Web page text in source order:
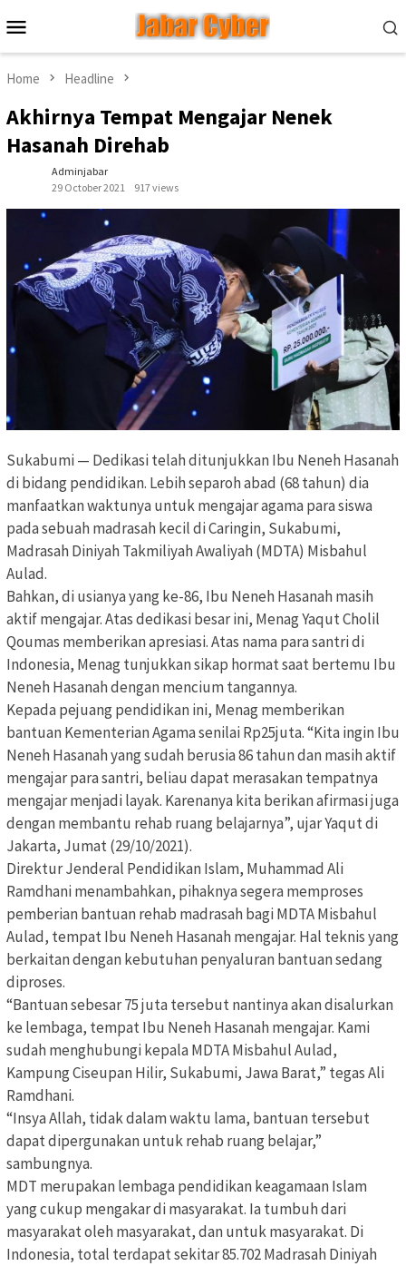
to
contentMenu
Home Headline
Akhirnya Tempat Mengajar Nenek
Hasanah Direhab
Adminjabar
29 October 2021
917 views
Sukabumi — Dedikasi telah ditunjukkan Ibu Neneh Hasanah
di bidang pendidikan. Lebih separoh abad (68 tahun) dia
manfaatkan waktunya untuk mengajar agama para siswa
pada sebuah madrasah kecil di Caringin, Sukabumi,
Madrasah Diniyah Takmiliyah Awaliyah (MDTA) Misbahul
Aulad.
Bahkan, di usianya yang ke-86, Ibu Neneh Hasanah masih
aktif mengajar. Atas dedikasi besar ini, Menag Yaqut Cholil
Qoumas memberikan apresiasi. Atas nama para santri di
Indonesia, Menag tunjukkan sikap hormat saat bertemu Ibu
Neneh Hasanah dengan mencium tangannya.
Kepada pejuang pendidikan ini, Menag memberikan
bantuan Kementerian Agama senilai Rp25juta. “Kita ingin Ibu
Neneh Hasanah yang sudah berusia 86 tahun dan masih aktif
mengajar para santri, beliau dapat merasakan tempatnya
mengajar menjadi layak. Karenanya kita berikan afirmasi juga
dengan membantu rehab ruang belajarnya”, ujar Yaqut di
Jakarta, Jumat (29/10/2021).
Direktur Jenderal Pendidikan Islam, Muhammad Ali
Ramdhani menambahkan, pihaknya segera memproses
pemberian bantuan rehab madrasah bagi MDTA Misbahul
Aulad, tempat Ibu Neneh Hasanah mengajar. Hal teknis yang
berkaitan dengan kebutuhan penyaluran bantuan sedang
diproses.
“Bantuan sebesar 75 juta tersebut nantinya akan disalurkan
ke lembaga, tempat Ibu Neneh Hasanah mengajar. Kami
sudah menghubungi kepala MDTA Misbahul Aulad,
Kampung Ciseupan Hilir, Sukabumi, Jawa Barat,” tegas Ali
Ramdhani.
“Insya Allah, tidak dalam waktu lama, bantuan tersebut
dapat dipergunakan untuk rehab ruang belajar,”
sambungnya.
MDT merupakan lembaga pendidikan keagamaan Islam
yang cukup mengakar di masyarakat. Ia tumbuh dari
masyarakat oleh masyarakat, dan untuk masyarakat. Di
Indonesia, total terdapat sekitar 85.702 Madrasah Diniyah